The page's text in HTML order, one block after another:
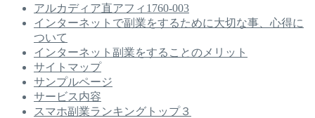
アルカディア直アフィ1760-003
インターネットで副業をするために大切な事、心得に
ついて
インターネット副業をすることのメリット
サイトマップ
サンプルページ
サービス内容
スマホ副業ランキングトップ３